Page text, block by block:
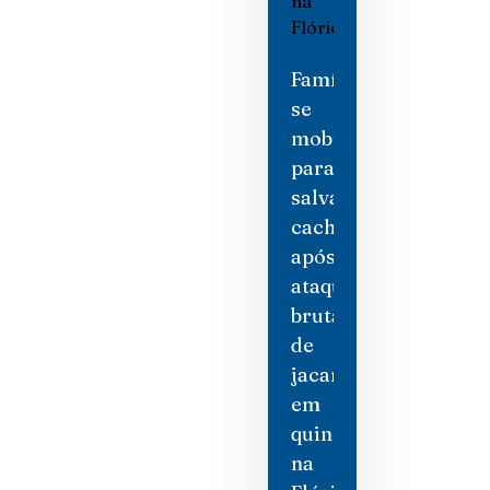
Família
se
mobiliza
para
salvar
cachorro
após
ataque
brutal
de
jacaré
em
quintal
na